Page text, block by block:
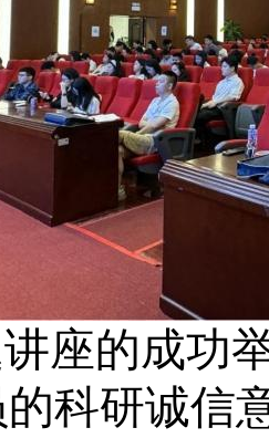
座的成功
科研诚信